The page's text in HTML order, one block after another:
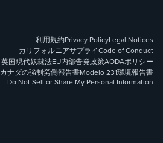
利用規約Privacy PolicyLegal Notices
カリフォルニアサプライCode of Conduct
英国現代奴隷法EU内部告発政策AODAポリシー
カナダの強制労働報告書Modelo 231環境報告書
Do Not Sell or Share My Personal Information